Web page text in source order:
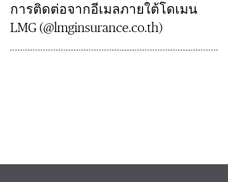
การติดต่อจากอีเมลภายใต้โดเมน
LMG (@lmginsurance.co.th)